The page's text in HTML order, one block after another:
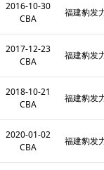
2016-10-30
CBA
福建豹发
2017-12-23
CBA
福建豹发
2018-10-21
CBA
福建豹发
2020-01-02
CBA
福建豹发